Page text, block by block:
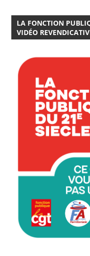
LA FONCTION
VIDÉO